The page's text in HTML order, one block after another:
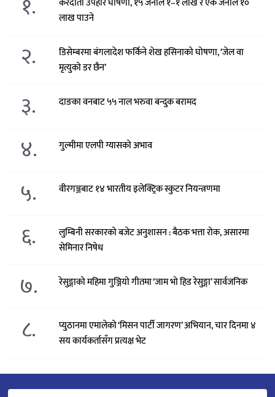
लाख पाउने
२.
डिसेम्बरमा बंगलादेश फर्किने शेख हसिनाको घोषणा, ‘जेल वा
मृत्युको डर छैन’
३. दाङका वनबाट ५५ नाल भरुवा बन्दुक बरामद
४. गुल्मीमा एलपी ग्यासको अभाव
५. वीरगञ्जबाट १४ भारतीय इलेक्ट्रिक स्कुटर नियन्त्रणमा
६.
लुम्बिनी सरकारको बजेट अनुशासन : बैठक भत्ता रोक, असारमा
सेमिनार निषेध
७. रेसुङ्गाको महिमा गुञ्जियो गीतमा ‘जाम भो हिड रेसुङ्गा’ सार्वजनिक
८.
प्युठानमा एमालेको ‘मिसन पार्टी जागरण’ अभियान, चार दिनमा ४
सय कार्यकर्तासँग प्रत्यक्ष भेट